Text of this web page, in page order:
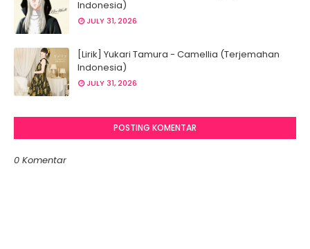
Indonesia)
JULY 31, 2026
[Lirik] Yukari Tamura - Camellia (Terjemahan
Indonesia)
JULY 31, 2026
POSTING KOMENTAR
0 Komentar